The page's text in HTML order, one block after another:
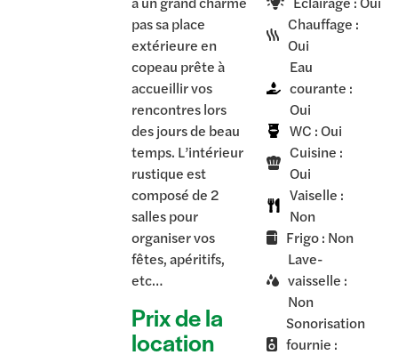
pas sa place
extérieure en
copeau prête à
accueillir vos
rencontres lors
des jours de beau
temps. L’intérieur
rustique est
composé de 2
salles pour
organiser vos
fêtes, apéritifs,
etc…
Prix de la
location
Chauffage :
Oui
Eau
courante :
Oui
WC : Oui
Cuisine :
Oui
Vaiselle :
Non
Frigo : Non
Lave-
vaisselle :
Non
Sonorisation
fournie :